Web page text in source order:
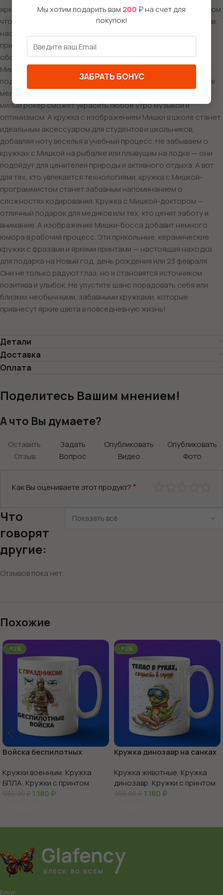
яркий костюм, готов спасти утренний кофе и напомнить о том,
что каждый день можно делать что-то замечательное. А как
насчет кружки с Мишкой в образе Человека-паука? Такой
принт порадует фанатов супергероев и детей, которые
обожают приключения! Также стоит отметить кружку с
Мишкой-байкером на мотоцикле, которая отлично
подчеркнёт дух свободы и стремление к приключениям. Для
меломанов подойдёт кружка с Мишкой-гитаристом. Такой
милый рокер сможет украсить любое утро музыкой и
оптимизмом. А кружка с изображением Мишки в школе станет
идеальным аксессуаром для студентов и школьников,
добавляя ноту веселья в учебный процесс. Не забываем о
кружках с Мишкой на рыбалке или плывущим на лодке — они
подойдут для ценителей природы и активного отдыха. А вот
для тех, кто увлекается технологиями, кружка с Мишкой-
программистом станет забавным напоминанием о
сложностях кодирования. Кружка с Мишкой-доктором —
отличный подарок для медиков или тех, кто ценит заботу и
внимание. А изображение Мишки-босса добавит немного
юмора в рабочий процесс. Эти прикольные, керамические
кружки с фразами и яркими принтами — настоящая находка
для подарка на Новый год, день рождения или 23 февраля.
Они не только радуют глаз, но и становятся источником
позитива и улыбок. Не упустите шанс порадовать себя или
близких необычными, забавными кружками, которые
привнесут яркие цвета в повседневную жизнь!
Детали
Доставка
Оплата
Поделитесь Вашим мнением!
А что Вы думаете?
Оставить
Отзыв
Задать
Вопрос
Опубликовать
Видео
Опубликовать
Фото
Как Вы оцениваете этот продукт? *
Что
говорят
другие:
Отзывов пока нет.
Похожие
-60%
Войска беспилотных
Кружки военным, Кружка
БПЛА, Кружки с принтом
950,00₽ 1 180 ₽
-60%
Кружка динозавр на санках
Кружка животные, Кружка
динозавр, Кружки с принтом
950,00₽ 1 180 ₽
Блог
Мы хотим подарить вам 200 ₽ на счет для
покупок!
ЗАБРАТЬ БОНУС